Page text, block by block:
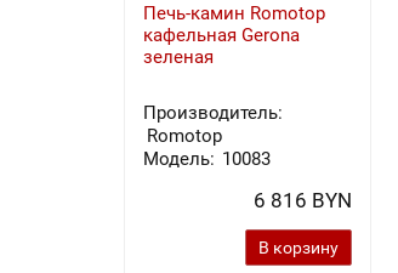
Печь-камин Romotop
кафельная Gerona
зеленая
Производитель:
Romotop
Модель: 10083
6 816 BYN
В корзину